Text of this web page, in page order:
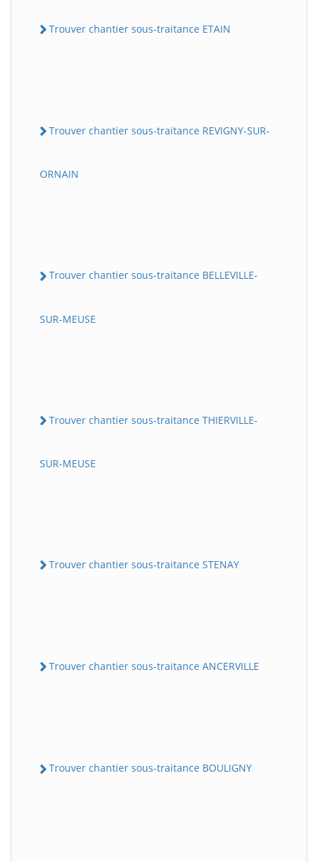
Trouver chantier sous-traitance ETAIN
Trouver chantier sous-traitance REVIGNY-SUR-
ORNAIN
Trouver chantier sous-traitance BELLEVILLE-
SUR-MEUSE
Trouver chantier sous-traitance THIERVILLE-
SUR-MEUSE
Trouver chantier sous-traitance STENAY
Trouver chantier sous-traitance ANCERVILLE
Trouver chantier sous-traitance BOULIGNY